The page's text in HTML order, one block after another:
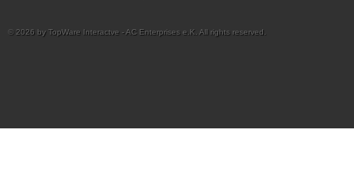
© 2026 by TopWare Interactve - AC Enterprises e.K. All rights reserved.